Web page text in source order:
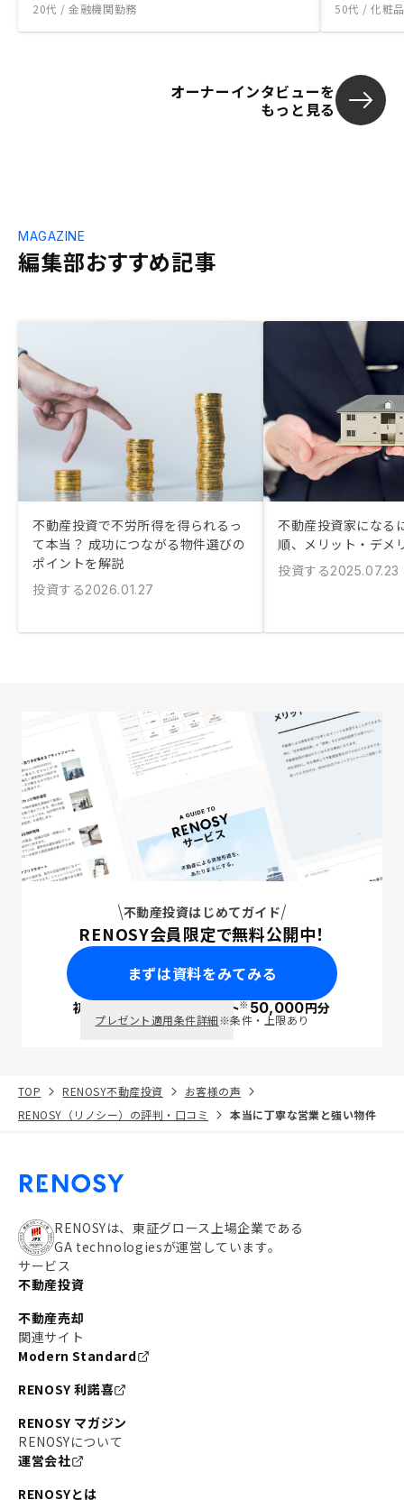
20代 / 金融機関勤務 50代 / 化粧
オーナーインタビューを
もっと見る
編集部おすすめ記事
MAGAZINE
不動産投資で不労所得を得られるっ
て本当？ 成功につながる物件選びの
ポイントを解説
投資する2026.01.27
不動産投資家になる
順、メリット・デメ
投資する2025.07.23
不動産投資はじめてガイド
RENOSY会員限定で無料公開中！
まずは資料をみてみる
初回面談で ポイント※50,000円分
プレゼント適用条件詳細※条件・上限あり
TOP RENOSY不動産投資
お客様の声
RENOSY（リノシー）の評判・口コミ
本当に丁寧な営業と強い物件
RENOSYは、東証グロース上場企業である
GA technologiesが運営しています。
サービス
不動産投資
不動産売却
関連サイト
Modern Standard
RENOSY 利諾喜
RENOSY マガジン
RENOSYについて
運営会社
RENOSYとは